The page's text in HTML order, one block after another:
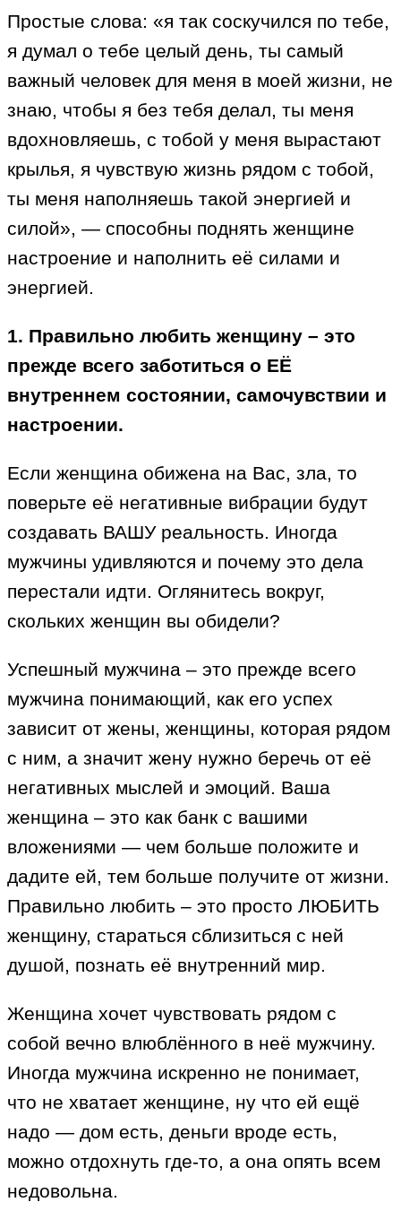
Простые слова: «я так соскучился по тебе,
я думал о тебе целый день, ты самый
важный человек для меня в моей жизни, не
знаю, чтобы я без тебя делал, ты меня
вдохновляешь, с тобой у меня вырастают
крылья, я чувствую жизнь рядом с тобой,
ты меня наполняешь такой энергией и
силой», — способны поднять женщине
настроение и наполнить её силами и
энергией.
1. Правильно любить женщину – это
прежде всего заботиться о ЕЁ
внутреннем состоянии, самочувствии и
настроении.
Если женщина обижена на Вас, зла, то
поверьте её негативные вибрации будут
создавать ВАШУ реальность. Иногда
мужчины удивляются и почему это дела
перестали идти. Оглянитесь вокруг,
скольких женщин вы обидели?
Успешный мужчина – это прежде всего
мужчина понимающий, как его успех
зависит от жены, женщины, которая рядом
с ним, а значит жену нужно беречь от её
негативных мыслей и эмоций. Ваша
женщина – это как банк с вашими
вложениями — чем больше положите и
дадите ей, тем больше получите от жизни.
Правильно любить – это просто ЛЮБИТЬ
женщину, стараться сблизиться с ней
душой, познать её внутренний мир.
Женщина хочет чувствовать рядом с
собой вечно влюблённого в неё мужчину.
Иногда мужчина искренно не понимает,
что не хватает женщине, ну что ей ещё
надо — дом есть, деньги вроде есть,
можно отдохнуть где-то, а она опять всем
недовольна.